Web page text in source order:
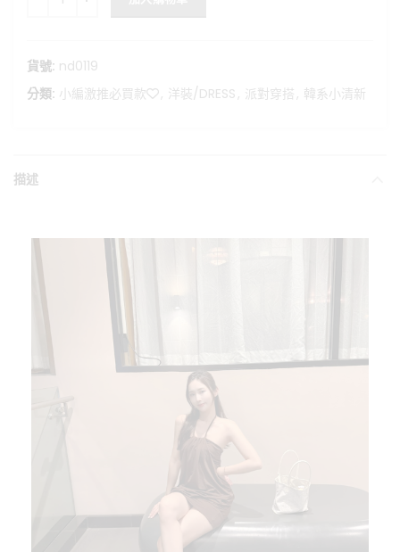
貨號: nd0119
分類: 小編激推必買款❤️, 洋裝/DRESS , 派對穿搭 , 韓系小清新
描述